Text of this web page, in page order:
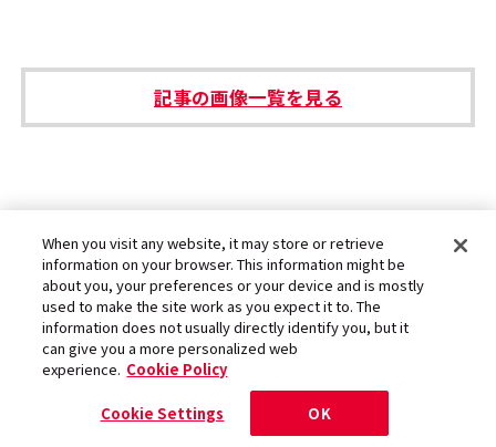
記事の画像一覧を見る
#アーティスト #音楽 #ライブ／コンサート
When you visit any website, it may store or retrieve
information on your browser. This information might be
about you, your preferences or your device and is mostly
used to make the site work as you expect it to. The
information does not usually directly identify you, but it
can give you a more personalized web
experience. Cookie Policy
Cookie Settings OK